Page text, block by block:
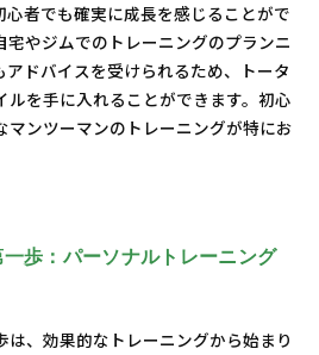
心者でも確実に成長を感じることがで
宅やジムでのトレーニングのプランニ
アドバイスを受けられるため、トータ
ルを手に入れることができます。初心
マンツーマンのトレーニングが特にお
歩：パーソナルトレーニング
は、効果的なトレーニングから始まり